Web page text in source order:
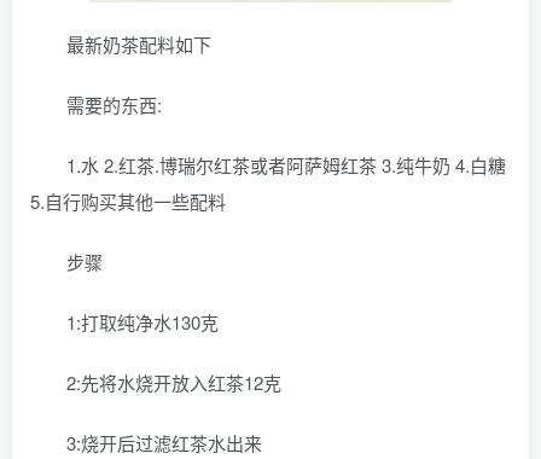
最新奶茶配料如下
需要的东西:
1.水 2.红茶.博瑞尔红茶或者阿萨姆红茶 3.纯牛奶 4.白糖
5.自行购买其他一些配料
步骤
1:打取纯净水130克
2:先将水烧开放入红茶12克
3:烧开后过滤红茶水出来